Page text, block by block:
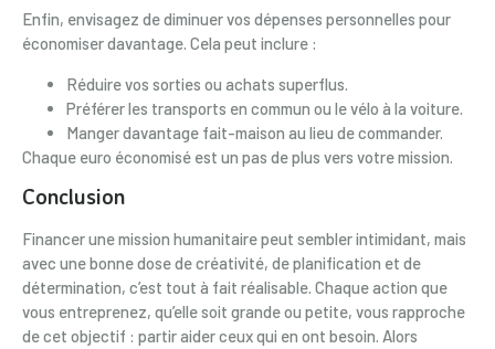
Enfin, envisagez de diminuer vos dépenses personnelles pour
économiser davantage. Cela peut inclure :
Réduire vos sorties ou achats superflus.
Préférer les transports en commun ou le vélo à la voiture.
Manger davantage fait-maison au lieu de commander.
Chaque euro économisé est un pas de plus vers votre mission.
Conclusion
Financer une mission humanitaire peut sembler intimidant, mais
avec une bonne dose de créativité, de planification et de
détermination, c’est tout à fait réalisable. Chaque action que
vous entreprenez, qu’elle soit grande ou petite, vous rapproche
de cet objectif : partir aider ceux qui en ont besoin. Alors